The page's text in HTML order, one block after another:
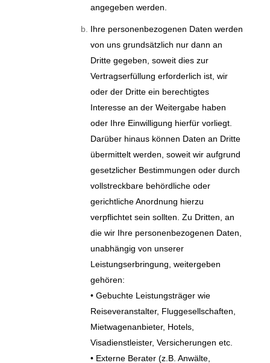
angegeben werden.
Ihre personenbezogenen Daten werden
von uns grundsätzlich nur dann an
Dritte gegeben, soweit dies zur
Vertragserfüllung erforderlich ist, wir
oder der Dritte ein berechtigtes
Interesse an der Weitergabe haben
oder Ihre Einwilligung hierfür vorliegt.
Darüber hinaus können Daten an Dritte
übermittelt werden, soweit wir aufgrund
gesetzlicher Bestimmungen oder durch
vollstreckbare behördliche oder
gerichtliche Anordnung hierzu
verpflichtet sein sollten. Zu Dritten, an
die wir Ihre personenbezogenen Daten,
unabhängig von unserer
Leistungserbringung, weitergeben
gehören:
• Gebuchte Leistungsträger wie
Reiseveranstalter, Fluggesellschaften,
Mietwagenanbieter, Hotels,
Visadienstleister, Versicherungen etc.
• Externe Berater (z.B. Anwälte,